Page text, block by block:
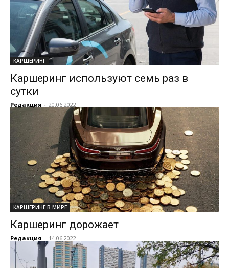
КАРШЕРИНГ
Каршеринг используют семь раз в
сутки
Редакция - 20.06.2022
КАРШЕРИНГ В МИРЕ
Каршеринг дорожает
Редакция - 14.06.2022